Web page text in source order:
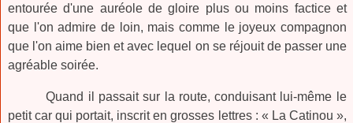
entourée d'une auréole de gloire plus ou moins factice et
que l'on admire de loin, mais comme le joyeux compagnon
que l'on aime bien et avec lequel on se réjouit de passer une
agréable soirée.
Quand il passait sur la route, conduisant lui-même le
petit car qui portait, inscrit en grosses lettres : « La Catinou »,